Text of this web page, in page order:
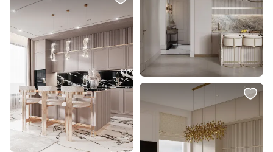
4 900 ₽
Светильник подвесной Aployt
Sara APL.039.16.06
В корзину
17 900 ₽
Стул полубарный элегантный
Bergenson Bjorn BD-3012829
В корзину